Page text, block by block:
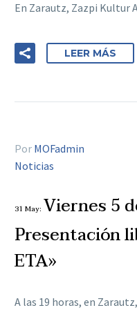
En Zarautz, Zazpi Kultur
LEER MÁS
Por MOFadmin
Noticias
31 May: Viernes 5
Presentación
ETA»
A las 19 horas, en